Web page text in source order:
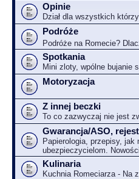
Opinie
Dział dla wszystkich
Podróże
Podróże na Romecie?
Spotkania
Mini zloty, wpólne bujanie
Motoryzacja
Z innej beczki
To co zazwyczaj nie jest
Gwarancja/ASO,
Papierologia, przepisy,
ubezpieczycielom.
Kulinaria
Kuchnia Romeciarza - Na